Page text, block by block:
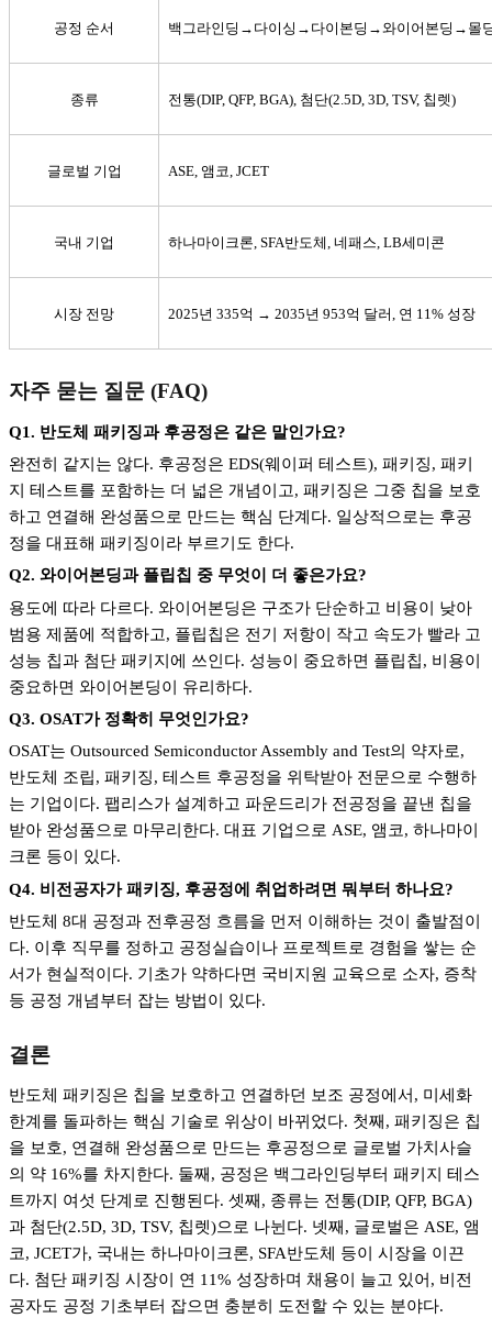
공정 순서 백그라인딩 → 다이싱 → 다이본딩 →와이어본딩 → 몰
종류 전통(DIP, QFP, BGA), 첨단(2.5D, 3D, TSV, 칩렛)
글로벌 기업 ASE, 앰코, JCET
국내 기업 하나마이크론, SFA반도체, 네패스, LB세미콘
시장 전망 2025년 335억 → 2035년 953억 달러, 연 11% 성장
자주 묻는 질문 (FAQ)
Q1. 반도체 패키징과 후공정은 같은 말인가요?
완전히 같지는 않다. 후공정은 EDS(웨이퍼 테스트), 패키징, 패키
지 테스트를 포함하는 더 넓은 개념이고, 패키징은 그중 칩을 보호
하고 연결해 완성품으로 만드는 핵심 단계다. 일상적으로는 후공
정을 대표해 패키징이라 부르기도 한다.
Q2. 와이어본딩과 플립칩 중 무엇이 더 좋은가요?
용도에 따라 다르다. 와이어본딩은 구조가 단순하고 비용이 낮아
범용 제품에 적합하고, 플립칩은 전기 저항이 작고 속도가 빨라 고
성능 칩과 첨단 패키지에 쓰인다. 성능이 중요하면 플립칩, 비용이
중요하면 와이어본딩이 유리하다.
Q3. OSAT가 정확히 무엇인가요?
OSAT는 Outsourced Semiconductor Assembly and Test의 약자로,
반도체 조립, 패키징, 테스트 후공정을 위탁받아 전문으로 수행하
는 기업이다. 팹리스가 설계하고 파운드리가 전공정을 끝낸 칩을
받아 완성품으로 마무리한다. 대표 기업으로 ASE, 앰코, 하나마이
크론 등이 있다.
Q4. 비전공자가 패키징, 후공정에 취업하려면 뭐부터 하나요?
반도체 8대 공정과 전후공정 흐름을 먼저 이해하는 것이 출발점이
다. 이후 직무를 정하고 공정실습이나 프로젝트로 경험을 쌓는 순
서가 현실적이다. 기초가 약하다면 국비지원 교육으로 소자, 증착
등 공정 개념부터 잡는 방법이 있다.
결론
반도체 패키징은 칩을 보호하고 연결하던 보조 공정에서 , 미세화
한계를 돌파하는 핵심 기술로 위상이 바뀌었다. 첫째 , 패키징은 칩
을 보호, 연결해 완성품으로 만드는 후공정으로 글로벌 가치사슬
의 약 16%를 차지한다. 둘째 , 공정은 백그라인딩부터 패키지 테스
트까지 여섯 단계로 진행된다. 셋째 , 종류는 전통(DIP, QFP, BGA)
과 첨단(2.5D, 3D, TSV, 칩렛)으로 나뉜다. 넷째 , 글로벌은 ASE, 앰
코, JCET가, 국내는 하나마이크론, SFA반도체 등이 시장을 이끈
다. 첨단 패키징 시장이 연 11% 성장하며 채용이 늘고 있어 , 비전
공자도 공정 기초부터 잡으면 충분히 도전할 수 있는 분야다.